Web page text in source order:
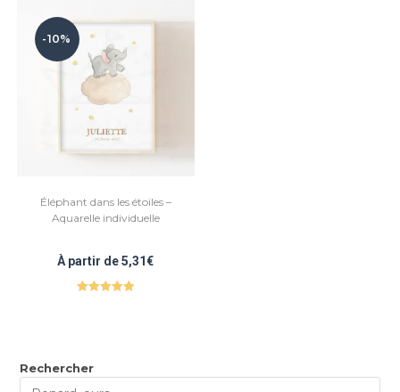
-10%
Éléphant dans les étoiles –
Aquarelle individuelle
À partir de5,31€
Rechercher